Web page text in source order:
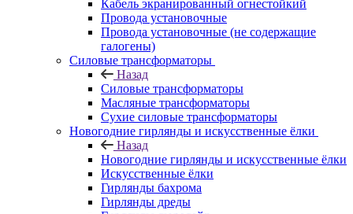
Кабель экранированный огнестойкий
Провода установочные
Провода установочные (не содержащие
галогены)
Силовые трансформаторы
Назад
Силовые трансформаторы
Масляные трансформаторы
Сухие силовые трансформаторы
Новогодние гирлянды и искусственные ёлки
Назад
Новогодние гирлянды и искусственные ёлки
Искусственные ёлки
Гирлянды бахрома
Гирлянды дреды